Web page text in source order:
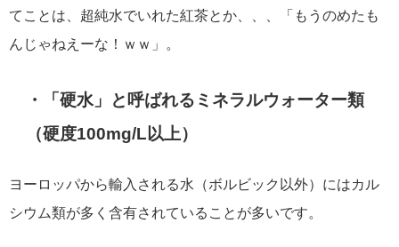
てことは、超純水でいれた紅茶とか、、、「もうのめたも
んじゃねえーな！ｗｗ」。
・「硬水」と呼ばれるミネラルウォーター類
（硬度100mg/L以上）
ヨーロッパから輸入される水（ボルビック以外）にはカル
シウム類が多く含有されていることが多いです。